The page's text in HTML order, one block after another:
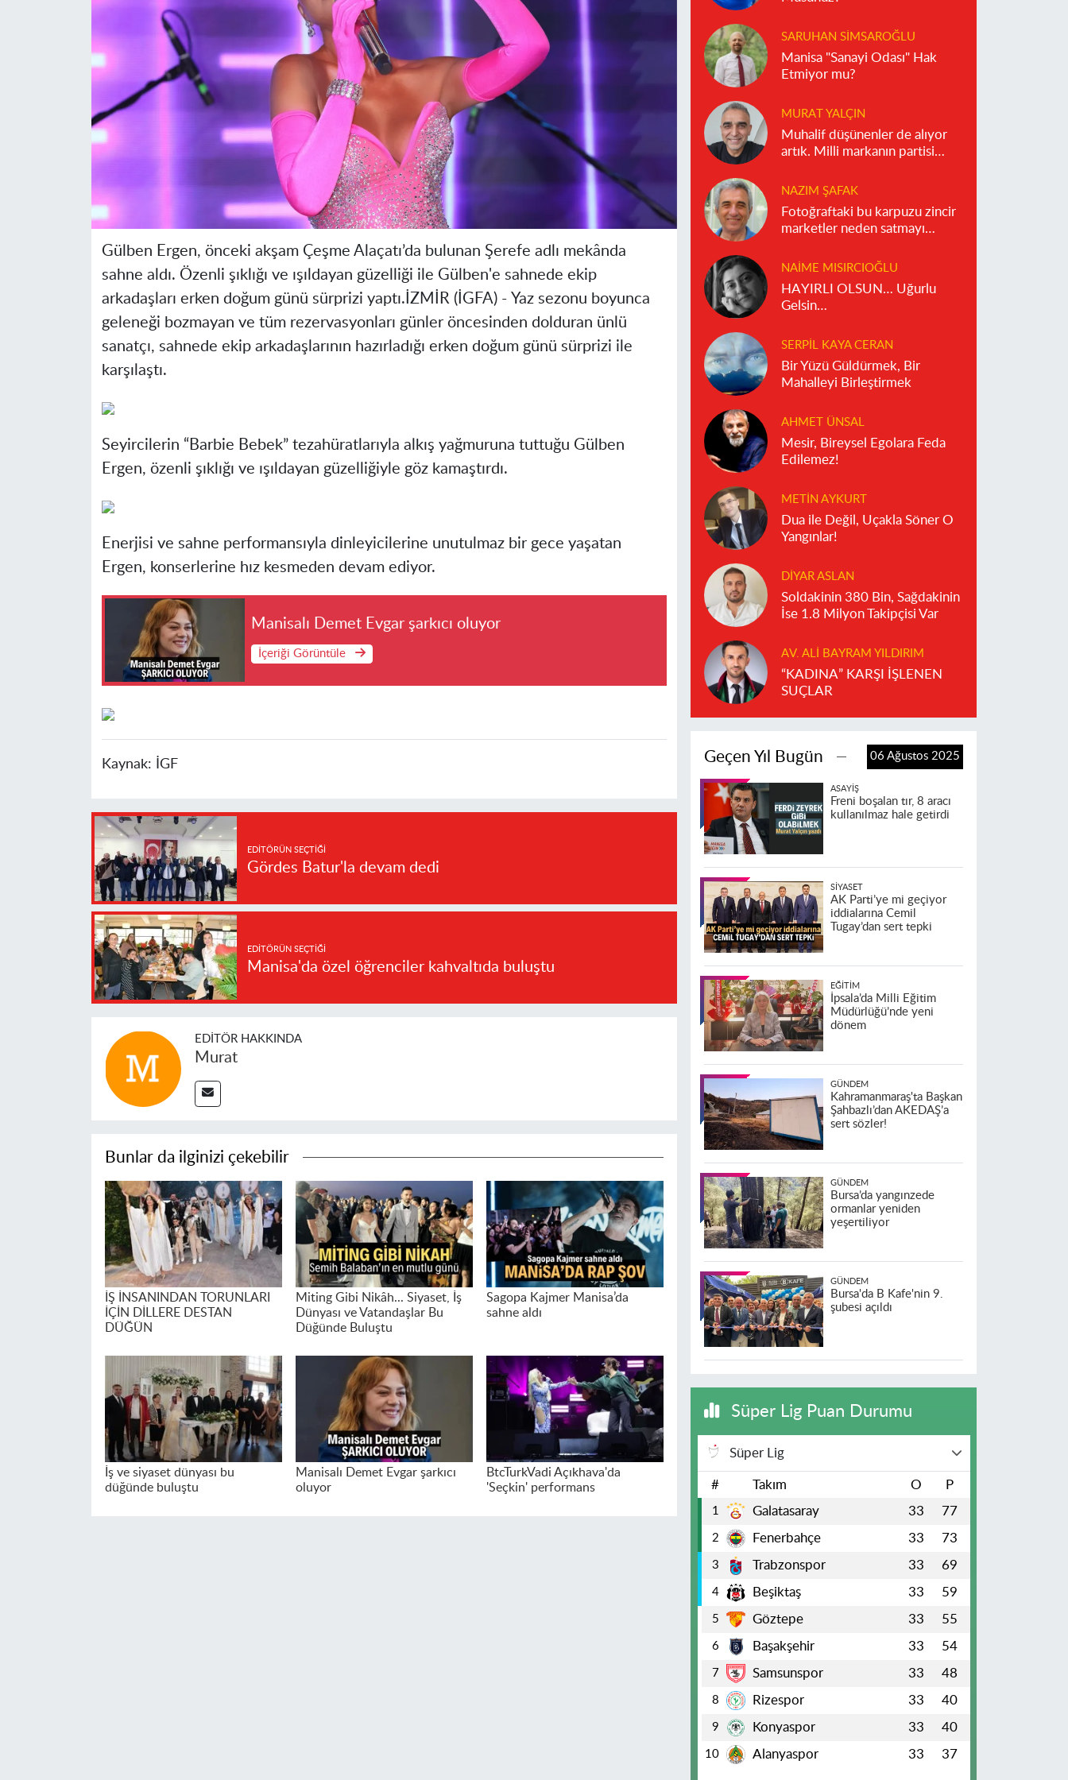
Gülben Ergen, önceki akşam Çeşme Alaçatı’da bulunan Şerefe adlı mekânda
sahne aldı. Özenli şıklığı ve ışıldayan güzelliği ile Gülben'e sahnede ekip
arkadaşları erken doğum günü sürprizi yaptı. İZMİR (İGFA) - Yaz sezonu boyunca
geleneği bozmayan ve tüm rezervasyonları günler öncesinden dolduran ünlü
sanatçı, sahnede ekip arkadaşlarının hazırladığı erken doğum günü sürprizi ile
karşılaştı.
Seyircilerin “Barbie Bebek” tezahüratlarıyla alkış yağmuruna tuttuğu Gülben
Ergen, özenli şıklığı ve ışıldayan güzelliğiyle göz kamaştırdı.
Enerjisi ve sahne performansıyla dinleyicilerine unutulmaz bir gece yaşatan
Ergen, konserlerine hız kesmeden devam ediyor.
Manisalı Demet Evgar şarkıcı oluyor
İçeriği Görüntüle
Kaynak: İGF
EDITÖRÜN SEÇTIĞI
Gördes Batur'la devam dedi
EDITÖRÜN SEÇTIĞI
Manisa'da özel öğrenciler kahvaltıda buluştu
EDITÖR HAKKINDA
Murat
Bunlar da ilginizi çekebilir
İŞ İNSANINDAN TORUNLARI
İÇİN DİLLERE DESTAN
DÜĞÜN
Miting Gibi Nikâh... Siyaset, İş
Dünyası ve Vatandaşlar Bu
Düğünde Buluştu
Sagopa Kajmer Manisa’da
sahne aldı
İş ve siyaset dünyası bu
düğünde buluştu
Manisalı Demet Evgar şarkıcı
oluyor
BtcTurkVadi Açıkhava'da
'Seçkin' performans
SARUHAN SIMSAROĞLU
Manisa "Sanayi Odası" Hak
Etmiyor mu?
MURAT YALÇIN
Muhalif düşünenler de alıyor
artık. Milli markanın partisi
NAZIM ŞAFAK
Fotoğraftaki bu karpuzu zincir
marketler neden satmayı
NAIME MISIRCIOĞLU
HAYIRLI OLSUN… Uğurlu
Gelsin…
SERPIL KAYA CERAN
Bir Yüzü Güldürmek, Bir
Mahalleyi Birleştirmek
AHMET ÜNSAL
Mesir, Bireysel Egolara Feda
Edilemez!
METIN AYKURT
Dua ile Değil, Uçakla Söner O
Yangınlar!
DIYAR ASLAN
Soldakinin 380 Bin, Sağdakinin
İse 1.8 Milyon Takipçisi Var
AV. ALI BAYRAM YILDIRIM
“KADINA” KARŞI İŞLENEN
SUÇLAR
Geçen Yıl Bugün 06 Ağustos 2025
ASAYIŞ
Freni boşalan tır, 8 aracı
kullanılmaz hale getirdi
SIYASET
AK Parti’ye mi geçiyor
iddialarına Cemil
Tugay’dan sert tepki
EĞITIM
İpsala’da Milli Eğitim
Müdürlüğü’nde yeni
dönem
GÜNDEM
Kahramanmaraş'ta Başkan
Şahbazlı’dan AKEDAŞ’a
sert sözler!
GÜNDEM
Bursa’da yangınzede
ormanlar yeniden
yeşertiliyor
GÜNDEM
Bursa'da B Kafe'nin 9.
şubesi açıldı
Süper Lig Puan Durumu
Süper Lig
# Takım O P
1 Galatasaray 33 77
2 Fenerbahçe 33 73
3 Trabzonspor 33 69
4 Beşiktaş 33 59
5 Göztepe 33 55
6 Başakşehir 33 54
7 Samsunspor 33 48
8 Rizespor 33 40
9 Konyaspor 33 40
10 Alanyaspor 33 37